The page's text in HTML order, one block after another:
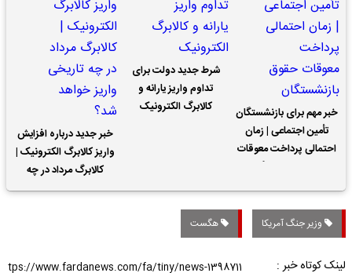
خبر مهم برای بازنشستگان
تأمین اجتماعی | زمان
احتمالی پرداخت معوقات
شرط جدید دولت برای
تداوم واریز یارانه و
کالابرگ الکترونیک
خبر جدید درباره افزایش
واریز کالابرگ الکترونیک |
کالابرگ مرداد در چه
تاریخی واریز خواهد شد؟
وزیر جنگ آمریکا هگست
لینک کوتاه خبر :